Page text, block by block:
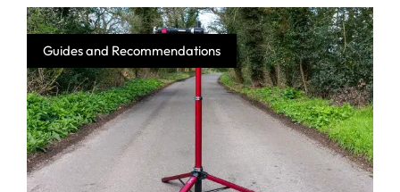
Guides and Recommendations